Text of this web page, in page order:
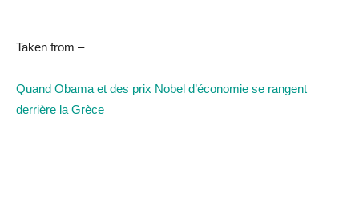
Taken from –
Quand Obama et des prix Nobel d’économie se rangent
derrière la Grèce